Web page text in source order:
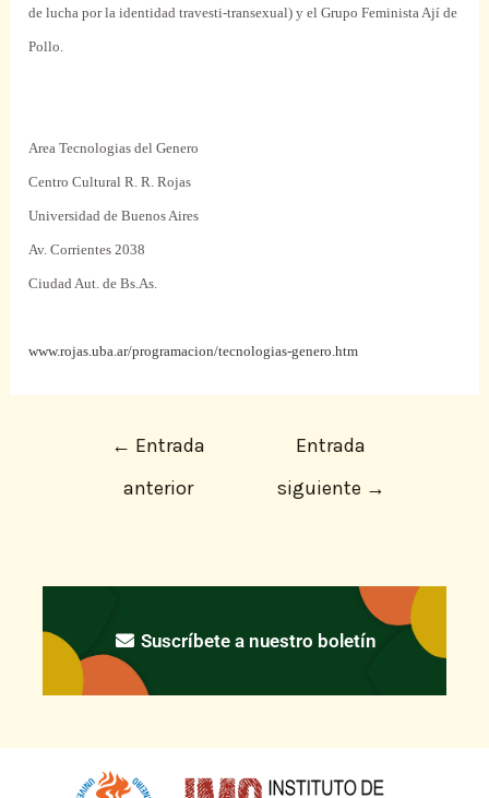
de lucha por la identidad travesti-transexual) y el Grupo Feminista Ají de
Pollo.
Area Tecnologias del Genero
Centro Cultural R. R. Rojas
Universidad de Buenos Aires
Av. Corrientes 2038
Ciudad Aut. de Bs.As.
www.rojas.uba.ar/programacion/tecnologias-genero.htm
← Entrada
anterior
Entrada
siguiente →
Suscríbete a nuestro boletín